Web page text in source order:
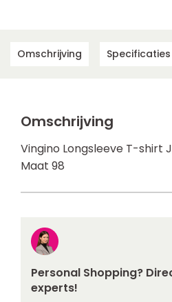
Omschrijving Specificaties
Omschrijving
Vingino Longsleeve T-shirt
Maat 98
Personal Shopping?
experts!